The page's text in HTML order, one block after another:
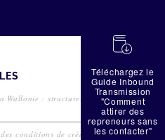
Wallonie : structurer la cession
conditions de crédit sur la
蠟
Téléchargez le
Guide Inbound
Transmission
"Comment
attirer des
repreneurs sans
les contacter"